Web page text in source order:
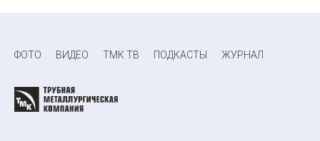
ФОТО ВИДЕО ТМК ТВ ПОДКАСТЫ ЖУРНАЛ